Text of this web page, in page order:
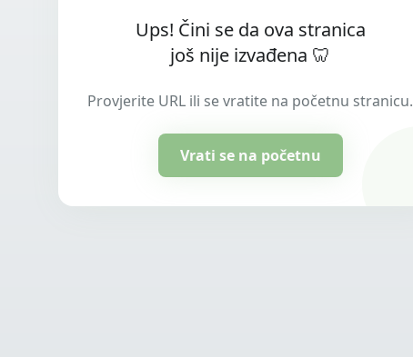
Ups! Čini se da ova stranica
još nije izvađena 🦷
Provjerite URL ili se vratite na početnu stranicu.
Vrati se na početnu